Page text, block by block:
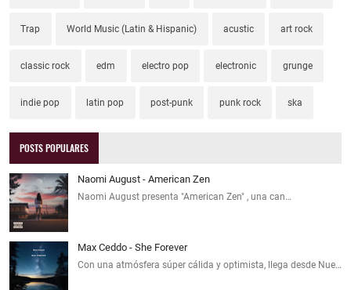
Trap World Music (Latin & Hispanic) acustic art rock
classic rock edm electro pop electronic grunge
indie pop latin pop post-punk punk rock ska
POSTS POPULARES
Naomi August - American Zen
Naomi August presenta "American Zen" , una can…
Max Ceddo - She Forever
Con una atmósfera súper cálida y optimista, llega desde Nue…